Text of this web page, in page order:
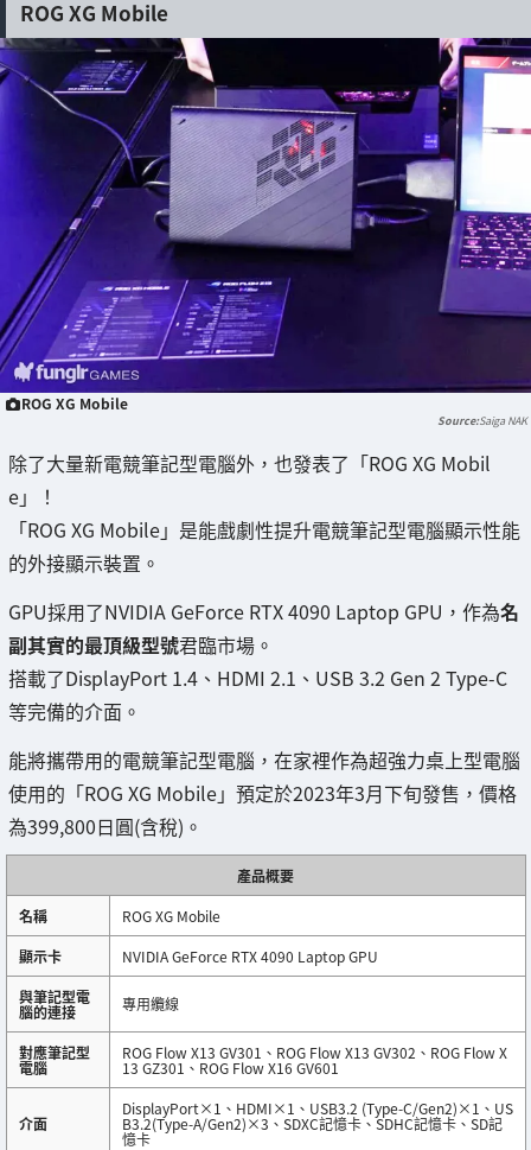
ROG XG Mobile
ROG XG Mobile
Saiga NAK
除了大量新電競筆記型電腦外，也發表了「ROG XG Mobil
e」！
「ROG XG Mobile」是能戲劇性提升電競筆記型電腦顯示性能
的外接顯示裝置。
GPU採用了NVIDIA GeForce RTX 4090 Laptop GPU，作為名
副其實的最頂級型號君臨市場。
搭載了DisplayPort 1.4、HDMI 2.1、USB 3.2 Gen 2 Type-C
等完備的介面。
能將攜帶用的電競筆記型電腦，在家裡作為超強力桌上型電腦
使用的「ROG XG Mobile」預定於2023年3月下旬發售，價格
為399,800日圓(含稅)。
產品概要
名稱
ROG XG Mobile
顯示卡
NVIDIA GeForce RTX 4090 Laptop GPU
與筆記型電
腦的連接 專用纜線
對應筆記型
電腦
ROG Flow X13 GV301、ROG Flow X13 GV302、ROG Flow X
13 GZ301、ROG Flow X16 GV601
介面
DisplayPort×1、HDMI×1、USB3.2 (Type-C/Gen2)×1、US
B3.2(Type-A/Gen2)×3、SDXC記憶卡、SDHC記憶卡、SD記
憶卡